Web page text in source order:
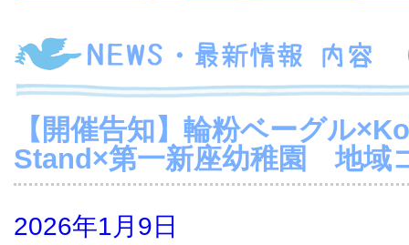
【開催告知】輪粉ベーグル
Stand×第一新座幼稚園 地域
2026年1月9日